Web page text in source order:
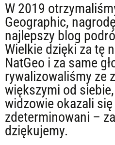
W 2019
Geographic,
najlepszy blog
Wielkie dzięki za tę
NatGeo i za same
rywalizowaliśmy ze
większymi od
widzowie okazali
zdeterminowani –
dziękujemy.